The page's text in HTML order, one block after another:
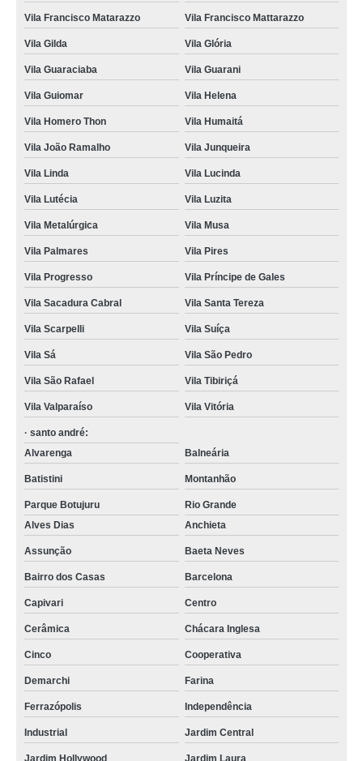
Vila Francisco Matarazzo Vila Francisco Mattarazzo
Vila Gilda Vila Glória
Vila Guaraciaba Vila Guarani
Vila Guiomar Vila Helena
Vila Homero Thon Vila Humaitá
Vila João Ramalho Vila Junqueira
Vila Linda Vila Lucinda
Vila Lutécia Vila Luzita
Vila Metalúrgica Vila Musa
Vila Palmares Vila Pires
Vila Progresso Vila Príncipe de Gales
Vila Sacadura Cabral Vila Santa Tereza
Vila Scarpelli Vila Suíça
Vila Sá Vila São Pedro
Vila São Rafael Vila Tibiriçá
Vila Valparaíso Vila Vitória
· santo andré:
Alvarenga
Balneária
Batistini Montanhão
Parque Botujuru
Rio Grande
Alves Dias
Anchieta
Assunção Baeta Neves
Bairro dos Casas Barcelona
Capivari Centro
Cerâmica Chácara Inglesa
Cinco Cooperativa
Demarchi Farina
Ferrazópolis Independência
Industrial Jardim Central
Jardim Hollywood Jardim Laura